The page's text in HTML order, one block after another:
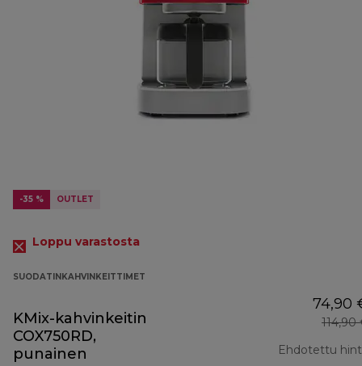
-35 % OUTLET
Loppu varastosta
SUODATINKAHVINKEITTIMET
KMix-kahvinkeitin
COX750RD,
punainen
74,90
114,90
Ehdotettu